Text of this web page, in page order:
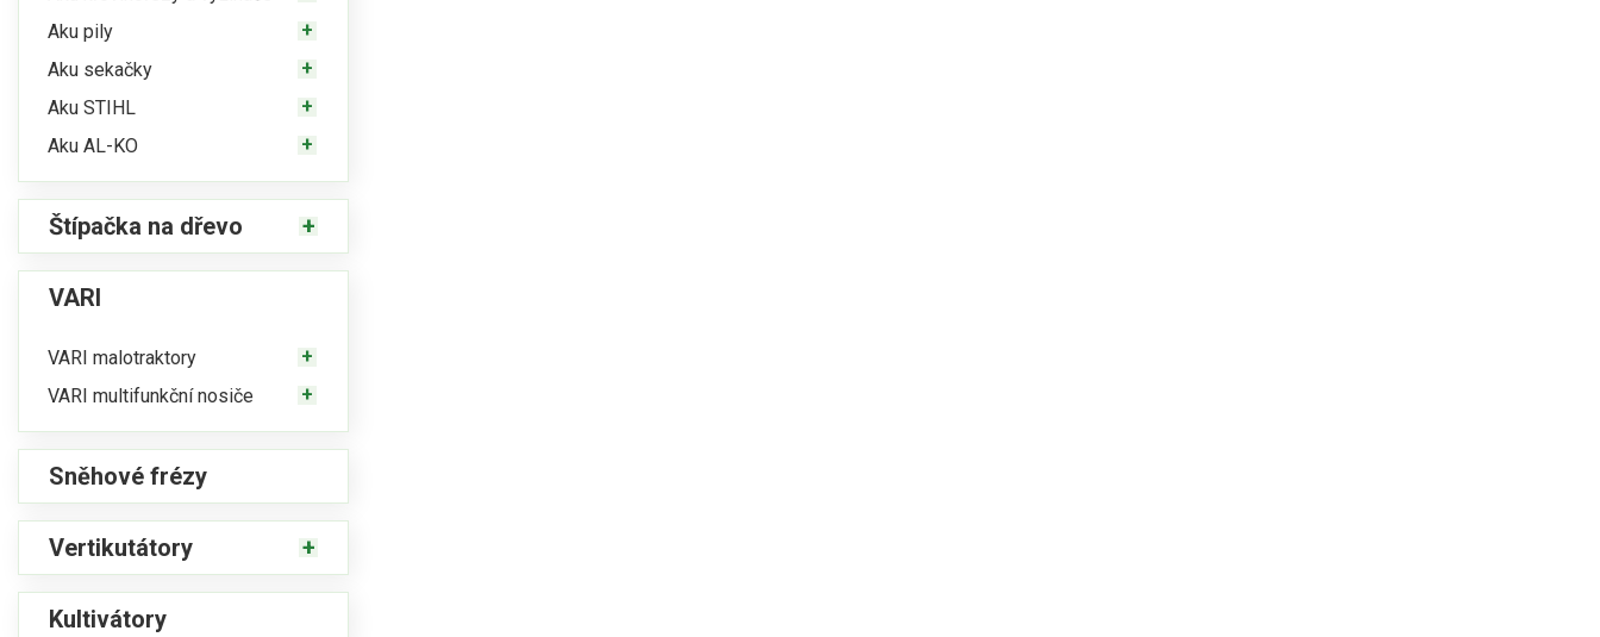
Aku pily
Aku sekačky
Aku STIHL
Aku AL-KO
Štípačka na dřevo
VARI
VARI malotraktory
VARI multifunkční nosiče
Sněhové frézy
Vertikutátory
Kultivátory